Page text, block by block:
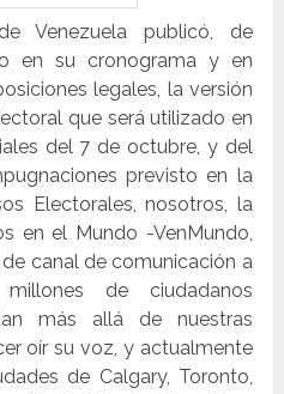
Venezuela publicó, de
en su cronograma y en
legales, la versión
que será utilizado en
del 7 de octubre, y del
previsto en la
Electorales, nosotros, la
en el Mundo -VenMundo,
canal de comunicación a
de ciudadanos
más allá de nuestras
oír su voz, y actualmente
de Calgary, Toronto,